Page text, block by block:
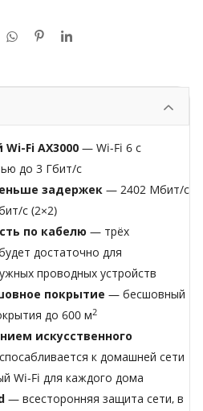
Fi AX3000 — Wi-Fi 6 с
до 3 Гбит/с
задержек — 2402 Мбит/с
с (2×2)
по кабелю — трёх
достаточно для
проводных устройств
покрытие — бесшовный
до 600 м2
искусственного
к домашней сети
Wi‑Fi для каждого дома
— всесторонняя защита сети, в